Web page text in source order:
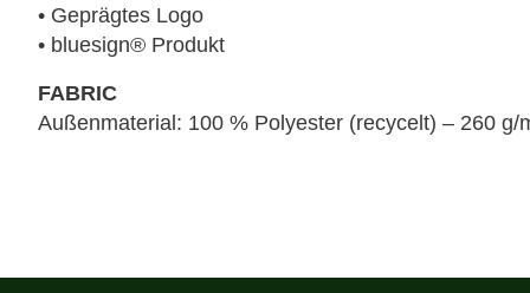
• Geprägtes Logo
• bluesign® Produkt
FABRIC
Außenmaterial: 100 % Polyester (recycelt) – 260 g/